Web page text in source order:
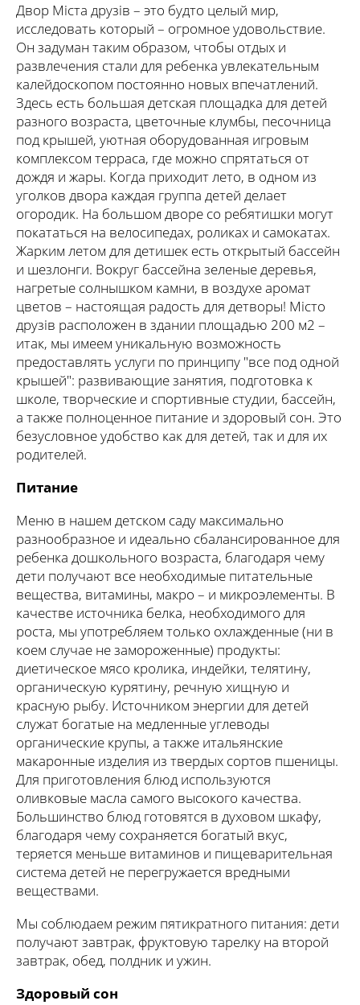
Двор Міста друзів – это будто целый мир,
исследовать который – огромное удовольствие.
Он задуман таким образом, чтобы отдых и
развлечения стали для ребенка увлекательным
калейдоскопом постоянно новых впечатлений.
Здесь есть большая детская площадка для детей
разного возраста, цветочные клумбы, песочница
под крышей, уютная оборудованная игровым
комплексом терраса, где можно спрятаться от
дождя и жары. Когда приходит лето, в одном из
уголков двора каждая группа детей делает
огородик. На большом дворе со ребятишки могут
покататься на велосипедах, роликах и самокатах.
Жарким летом для детишек есть открытый бассейн
и шезлонги. Вокруг бассейна зеленые деревья,
нагретые солнышком камни, в воздухе аромат
цветов – настоящая радость для детворы! Місто
друзів расположен в здании площадью 200 м2 –
итак, мы имеем уникальную возможность
предоставлять услуги по принципу "все под одной
крышей": развивающие занятия, подготовка к
школе, творческие и спортивные студии, бассейн,
а также полноценное питание и здоровый сон. Это
безусловное удобство как для детей, так и для их
родителей.
Питание
Меню в нашем детском саду максимально
разнообразное и идеально сбалансированное для
ребенка дошкольного возраста, благодаря чему
дети получают все необходимые питательные
вещества, витамины, макро – и микроэлементы. В
качестве источника белка, необходимого для
роста, мы употребляем только охлажденные (ни в
коем случае не замороженные) продукты:
диетическое мясо кролика, индейки, телятину,
органическую курятину, речную хищную и
красную рыбу. Источником энергии для детей
служат богатые на медленные углеводы
органические крупы, а также итальянские
макаронные изделия из твердых сортов пшеницы.
Для приготовления блюд используются
оливковые масла самого высокого качества.
Большинство блюд готовятся в духовом шкафу,
благодаря чему сохраняется богатый вкус,
теряется меньше витаминов и пищеварительная
система детей не перегружается вредными
веществами.
Мы соблюдаем режим пятикратного питания: дети
получают завтрак, фруктовую тарелку на второй
завтрак, обед, полдник и ужин.
Здоровый сон